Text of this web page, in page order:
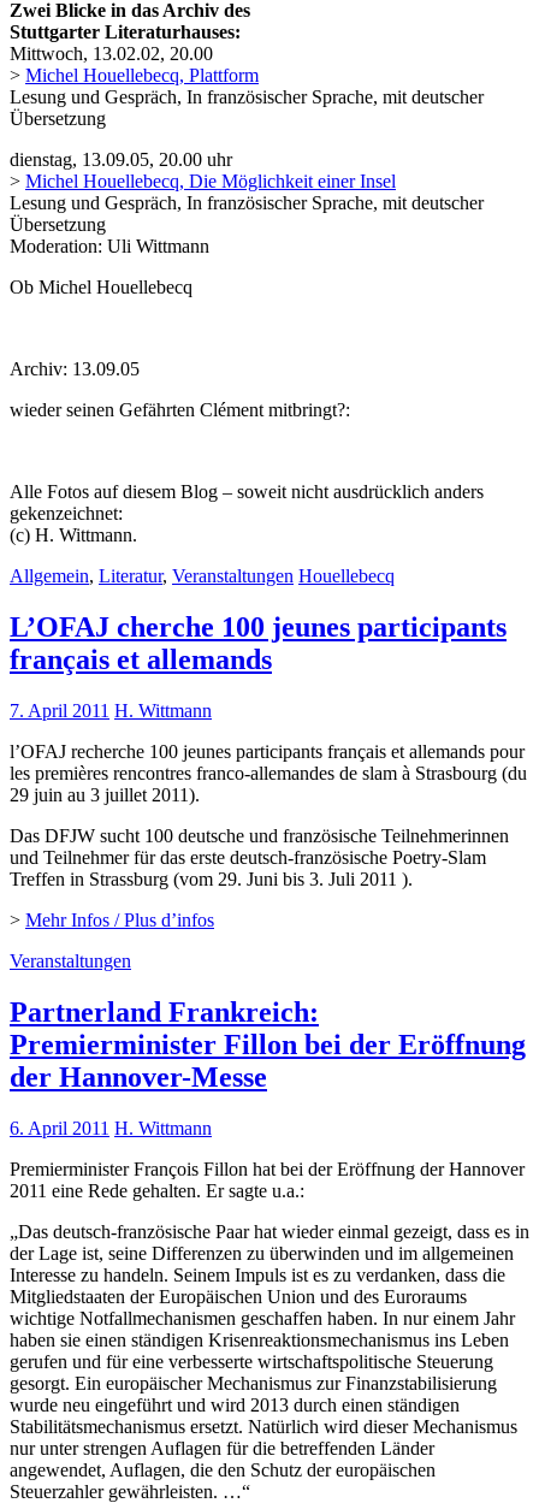
Zwei Blicke in das Archiv des
Stuttgarter Literaturhauses:
Mittwoch, 13.02.02, 20.00
> Michel Houellebecq, Plattform
Lesung und Gespräch, In französischer Sprache, mit deutscher
Übersetzung
dienstag, 13.09.05, 20.00 uhr
> Michel Houellebecq, Die Möglichkeit einer Insel
Lesung und Gespräch, In französischer Sprache, mit deutscher
Übersetzung
Moderation: Uli Wittmann
Ob Michel Houellebecq
Archiv: 13.09.05
wieder seinen Gefährten Clément mitbringt?:
Alle Fotos auf diesem Blog – soweit nicht ausdrücklich anders
gekenzeichnet:
(c) H. Wittmann.
Allgemein, Literatur, Veranstaltungen Houellebecq
L’OFAJ cherche 100 jeunes participants
français et allemands
7. April 2011 H. Wittmann
l’OFAJ recherche 100 jeunes participants français et allemands pour
les premières rencontres franco-allemandes de slam à Strasbourg (du
29 juin au 3 juillet 2011).
Das DFJW sucht 100 deutsche und französische Teilnehmerinnen
und Teilnehmer für das erste deutsch-französische Poetry-Slam
Treffen in Strassburg (vom 29. Juni bis 3. Juli 2011 ).
> Mehr Infos / Plus d’infos
Veranstaltungen
Partnerland Frankreich:
Premierminister Fillon bei der Eröffnung
der Hannover-Messe
6. April 2011 H. Wittmann
Premierminister François Fillon hat bei der Eröffnung der Hannover
2011 eine Rede gehalten. Er sagte u.a.:
„Das deutsch-französische Paar hat wieder einmal gezeigt, dass es in
der Lage ist, seine Differenzen zu überwinden und im allgemeinen
Interesse zu handeln. Seinem Impuls ist es zu verdanken, dass die
Mitgliedstaaten der Europäischen Union und des Euroraums
wichtige Notfallmechanismen geschaffen haben. In nur einem Jahr
haben sie einen ständigen Krisenreaktionsmechanismus ins Leben
gerufen und für eine verbesserte wirtschaftspolitische Steuerung
gesorgt. Ein europäischer Mechanismus zur Finanzstabilisierung
wurde neu eingeführt und wird 2013 durch einen ständigen
Stabilitätsmechanismus ersetzt. Natürlich wird dieser Mechanismus
nur unter strengen Auflagen für die betreffenden Länder
angewendet, Auflagen, die den Schutz der europäischen
Steuerzahler gewährleisten. …“